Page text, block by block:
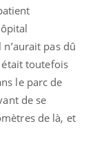
n’aurait pas dû
était toutefois
le parc de
de se
de là, et